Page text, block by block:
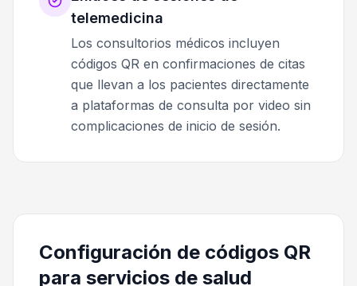
telemedicina
Los consultorios médicos incluyen
códigos QR en confirmaciones de citas
que llevan a los pacientes directamente
a plataformas de consulta por video sin
complicaciones de inicio de sesión.
Configuración de códigos QR
para servicios de salud